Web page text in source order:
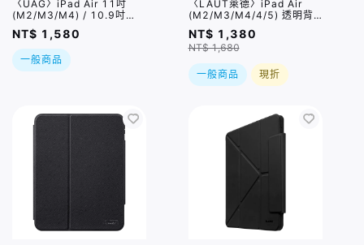
〈UAG〉iPad Air 11吋
(M2/M3/M4) / 10.9吋
(4/5) ESSENTIAL ARMOR
耐衝擊多角度保護殼 / 三色
NT$ 1,580
一般商品
〈LAUT萊德〉iPad Air
(M2/M3/M4/4/5) 透明背
板多角度保護殼 / 五色,兩種
規格
NT$ 1,380
NT$ 1,680
一般商品 現折